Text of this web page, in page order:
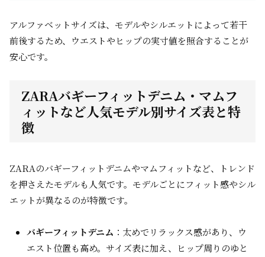
アルファベットサイズは、モデルやシルエットによって若干
前後するため、ウエストやヒップの実寸値を照合することが
安心です。
ZARAバギーフィットデニム・マムフ
ィットなど人気モデル別サイズ表と特
徴
ZARAのバギーフィットデニムやマムフィットなど、トレンド
を押さえたモデルも人気です。モデルごとにフィット感やシル
エットが異なるのが特徴です。
バギーフィットデニム ：太めでリラックス感があり、ウ
エスト位置も高め。サイズ表に加え、ヒップ周りのゆと